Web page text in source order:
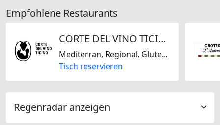
Empfohlene Restaurants
CORTE DEL VINO TICINO
Mediterran, Regional, Glutenfrei, Schweizerisch, Italienisch, Europäisch
Tisch reservieren
Regenradar anzeigen